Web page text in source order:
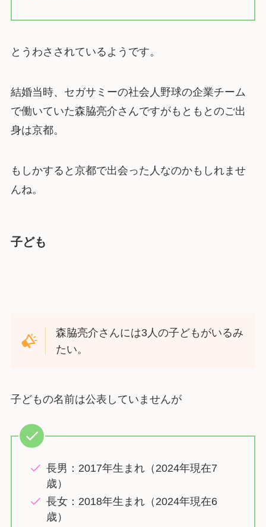
とうわさされているようです。
結婚当時、セガサミーの社会人野球の企業チーム
で働いていた森脇亮介さんですがもともとのご出
身は京都。
もしかすると京都で出会った人なのかもしれませ
んね。
子ども
森脇亮介さんには3人の子どもがいるみ
たい。
子どもの名前は公表していませんが
長男：2017年生まれ（2024年現在7
歳）
長女：2018年生まれ（2024年現在6
歳）